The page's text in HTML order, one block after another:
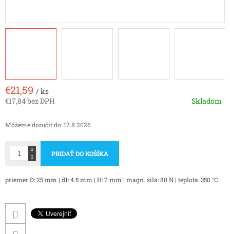
€21,59 / ks
€17,84 bez DPH
cena:
Skladom
Môžeme doručiť do:12.8.2026
PRIDAŤ DO KOŠÍKA
priemer D: 25 mm | d1: 4.5 mm | H: 7 mm | magn. sila: 80 N | teplota: 350 °C